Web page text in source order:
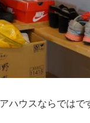
ハウスならではで